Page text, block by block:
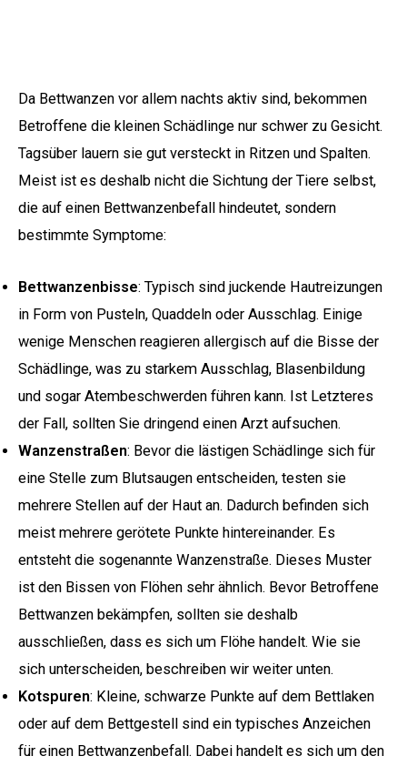
Da Bettwanzen vor allem nachts aktiv sind, bekommen
Betroffene die kleinen Schädlinge nur schwer zu Gesicht.
Tagsüber lauern sie gut versteckt in Ritzen und Spalten.
Meist ist es deshalb nicht die Sichtung der Tiere selbst,
die auf einen Bettwanzenbefall hindeutet, sondern
bestimmte Symptome:
Bettwanzenbisse: Typisch sind juckende Hautreizungen
in Form von Pusteln, Quaddeln oder Ausschlag. Einige
wenige Menschen reagieren allergisch auf die Bisse der
Schädlinge, was zu starkem Ausschlag, Blasenbildung
und sogar Atembeschwerden führen kann. Ist Letzteres
der Fall, sollten Sie dringend einen Arzt aufsuchen.
Wanzenstraßen: Bevor die lästigen Schädlinge sich für
eine Stelle zum Blutsaugen entscheiden, testen sie
mehrere Stellen auf der Haut an. Dadurch befinden sich
meist mehrere gerötete Punkte hintereinander. Es
entsteht die sogenannte Wanzenstraße. Dieses Muster
ist den Bissen von Flöhen sehr ähnlich. Bevor Betroffene
Bettwanzen bekämpfen, sollten sie deshalb
ausschließen, dass es sich um Flöhe handelt. Wie sie
sich unterscheiden, beschreiben wir weiter unten.
Kotspuren: Kleine, schwarze Punkte auf dem Bettlaken
oder auf dem Bettgestell sind ein typisches Anzeichen
für einen Bettwanzenbefall. Dabei handelt es sich um den